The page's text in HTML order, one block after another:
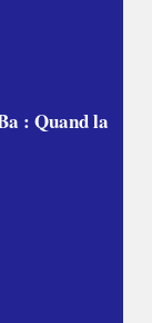
: Quand la